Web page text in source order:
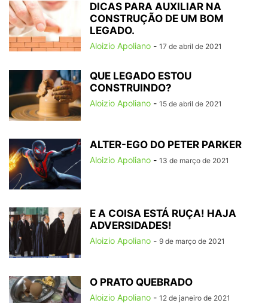
DICAS PARA AUXILIAR NA
CONSTRUÇÃO DE UM BOM
LEGADO.
Aloizio Apoliano - 17 de abril de 2021
QUE LEGADO ESTOU
CONSTRUINDO?
Aloizio Apoliano - 15 de abril de 2021
ALTER-EGO DO PETER PARKER
Aloizio Apoliano - 13 de março de 2021
E A COISA ESTÁ RUÇA! HAJA
ADVERSIDADES!
Aloizio Apoliano - 9 de março de 2021
O PRATO QUEBRADO
Aloizio Apoliano - 12 de janeiro de 2021